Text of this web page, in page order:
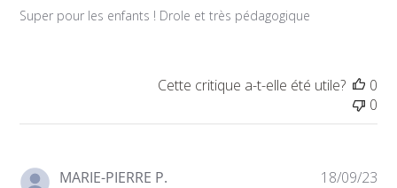
Super pour les enfants ! Drole et très pédagogique
Cette critique a-t-elle été utile?
0
0
MARIE-PIERRE P. 18/09/23